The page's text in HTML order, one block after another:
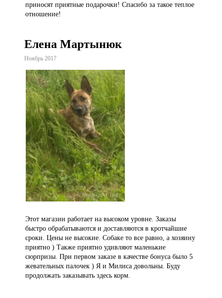
приносят приятные подарочки! Спасибо за такое теплое
отношение!
Елена Мартынюк
Ноябрь 2017
Этот магазин работает на высоком уровне. Заказы
быстро обрабатываются и доставляются в кротчайшие
сроки. Цены не высокие. Собаке то все равно, а хозяину
приятно ) Также приятно удивляют маленькие
сюрпризы. При первом заказе в качестве бонуса было 5
жевательных палочек ) Я и Милиса довольны. Буду
продолжать заказывать здесь корм.